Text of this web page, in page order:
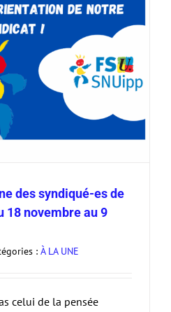
des syndiqué-es de
18 novembre au 9
: À LA UNE
celui de la pensée